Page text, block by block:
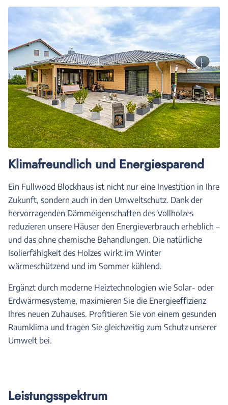
Klimafreundlich und Energiesparend
Ein Fullwood Blockhaus ist nicht nur eine Investition in Ihre
Zukunft, sondern auch in den Umweltschutz. Dank der
hervorragenden Dämmeigenschaften des Vollholzes
reduzieren unsere Häuser den Energieverbrauch erheblich –
und das ohne chemische Behandlungen. Die natürliche
Isolierfähigkeit des Holzes wirkt im Winter
wärmeschützend und im Sommer kühlend.
Ergänzt durch moderne Heiztechnologien wie Solar- oder
Erdwärmesysteme, maximieren Sie die Energieeffizienz
Ihres neuen Zuhauses. Profitieren Sie von einem gesunden
Raumklima und tragen Sie gleichzeitig zum Schutz unserer
Umwelt bei.
Leistungsspektrum